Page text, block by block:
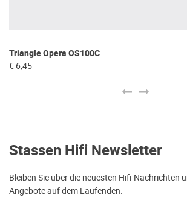
Triangle Opera OS100C
€ 6,45
Stassen Hifi Newsletter
Bleiben Sie über die neuesten Hifi-Nachrichten
Angebote auf dem Laufenden.